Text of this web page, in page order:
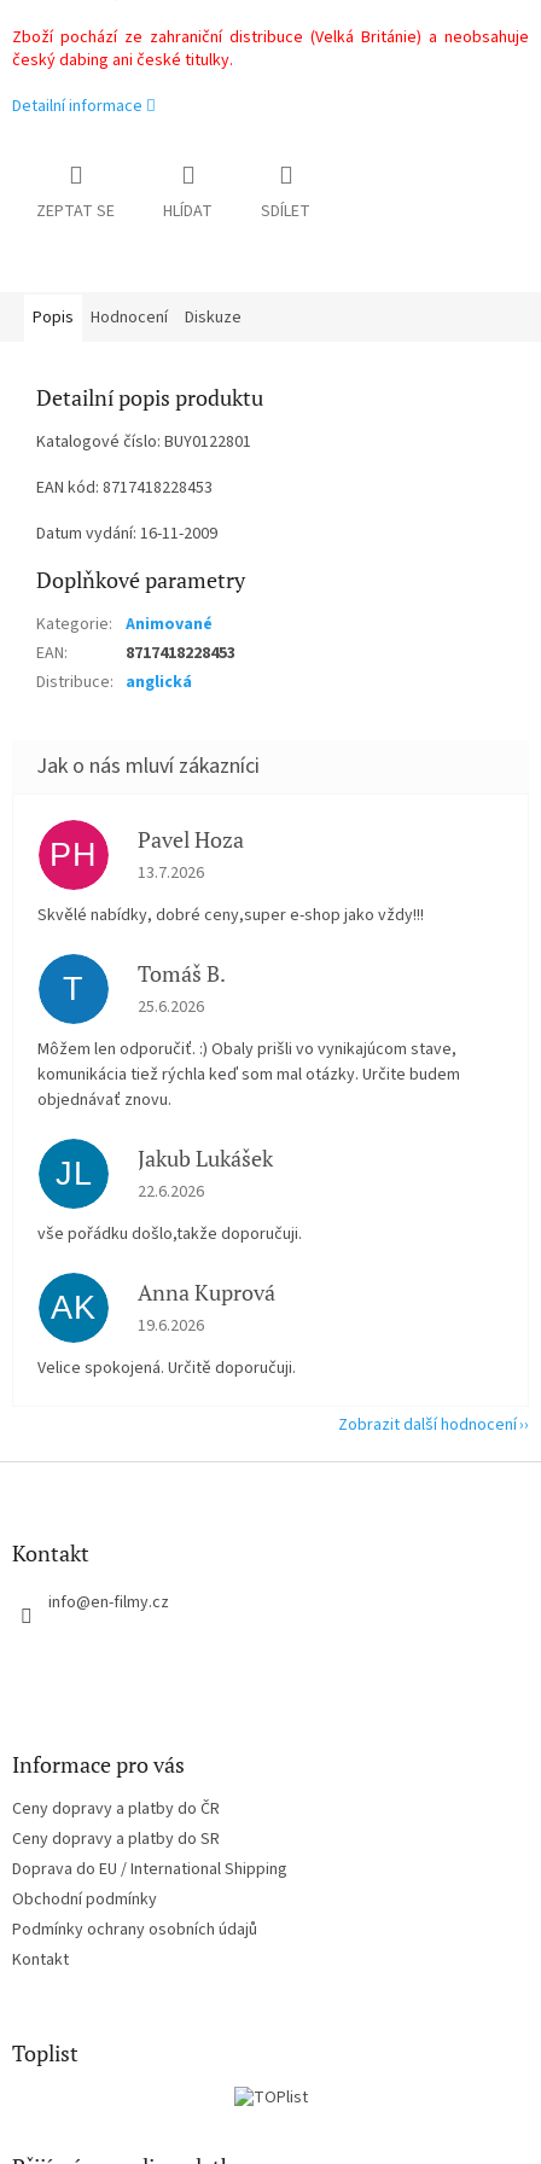
Zboží pochází ze zahraniční distribuce (Velká Británie) a neobsahuje
český dabing ani české titulky.
Detailní informace
ZEPTAT SE HLÍDAT SDÍLET
Popis Hodnocení Diskuze
Detailní popis produktu
Katalogové číslo: BUY0122801
EAN kód: 8717418228453
Datum vydání: 16-11-2009
Doplňkové parametry
Kategorie: Animované
EAN:
8717418228453
Distribuce: anglická
PH Pavel Hoza
Hodnocení obchodu je 5 z 5 hvězdiček.
13.7.2026
Skvělé nabídky, dobré ceny,super e-shop jako vždy!!!
T Tomáš B.
Hodnocení obchodu je 5 z 5 hvězdiček.
25.6.2026
Môžem len odporučiť. :) Obaly prišli vo vynikajúcom stave,
komunikácia tiež rýchla keď som mal otázky. Určite budem
objednávať znovu.
JL Jakub Lukášek
Hodnocení obchodu je 5 z 5 hvězdiček.
22.6.2026
vše pořádku došlo,takže doporučuji.
AK Anna Kuprová
Hodnocení obchodu je 5 z 5 hvězdiček.
19.6.2026
Velice spokojená. Určitě doporučuji.
Zobrazit další hodnocení
Z
Kontakt
info@en-filmy.cz
Informace pro vás
Ceny dopravy a platby do ČR
Ceny dopravy a platby do SR
Doprava do EU / International Shipping
Obchodní podmínky
Podmínky ochrany osobních údajů
Kontakt
Toplist